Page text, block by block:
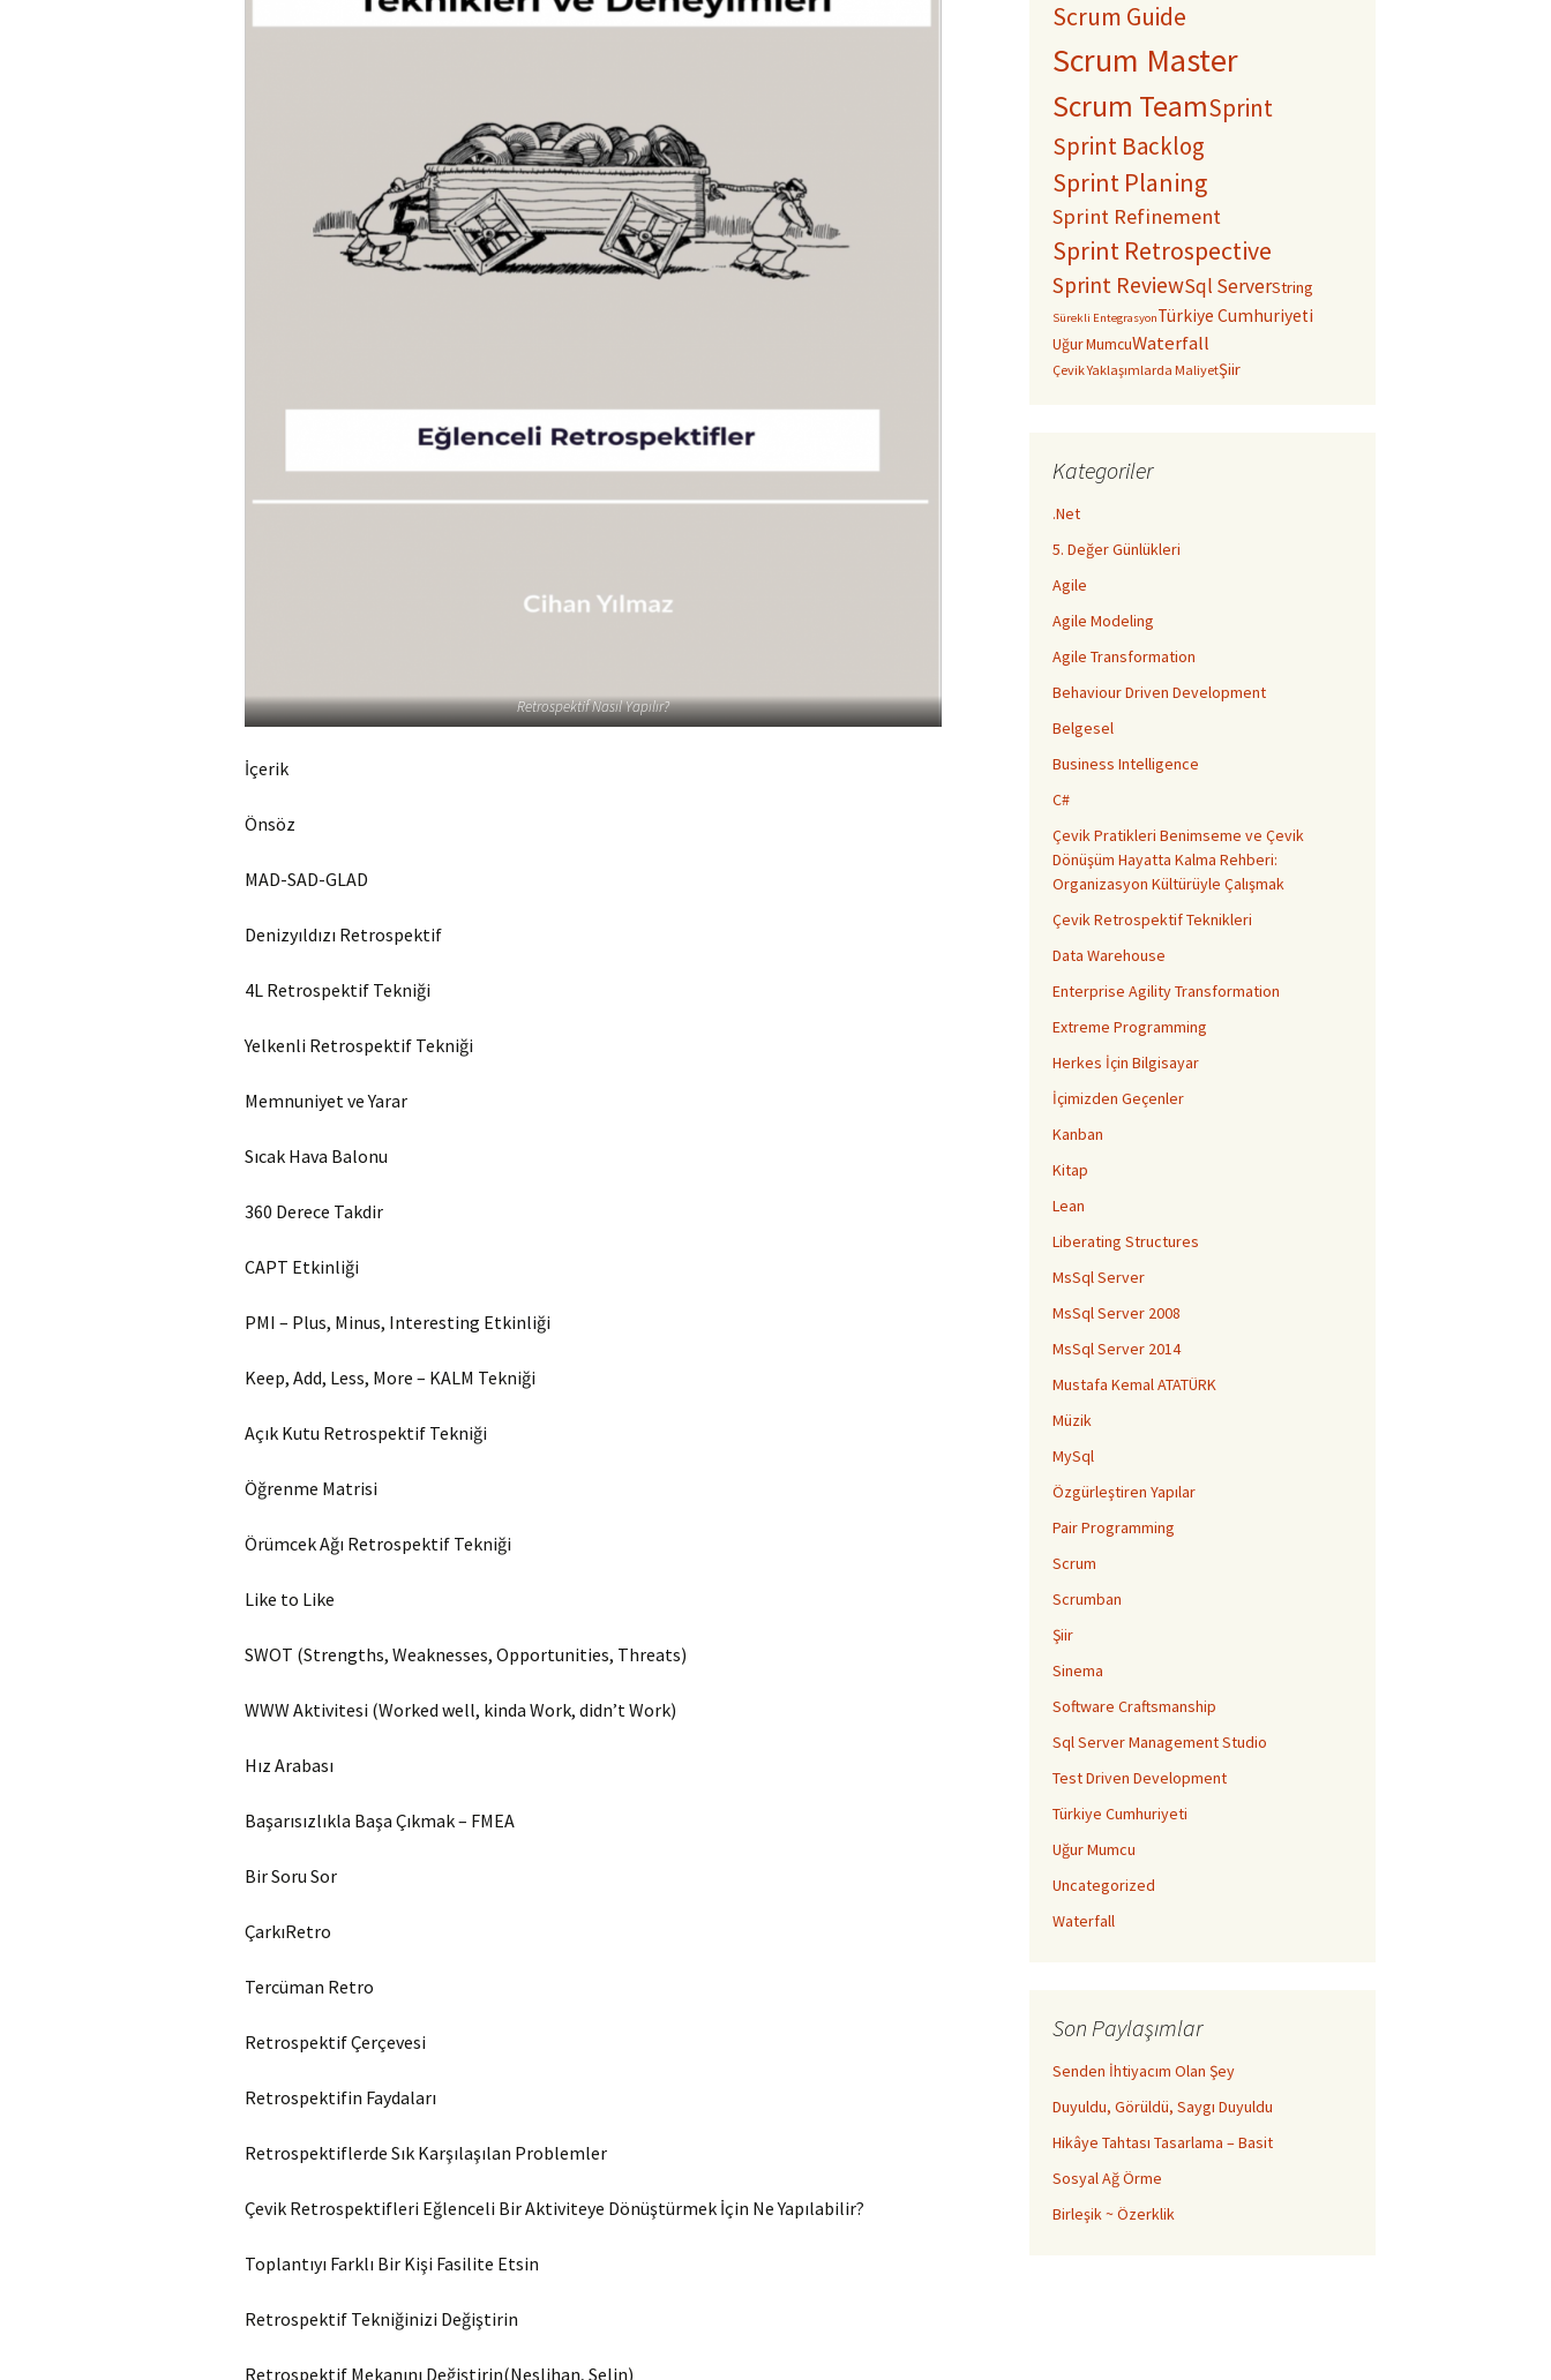
Retrospektif Nasıl Yapılır?
İçerik
Önsöz
MAD-SAD-GLAD
Denizyıldızı Retrospektif
4L Retrospektif Tekniği
Yelkenli Retrospektif Tekniği
Memnuniyet ve Yarar
Sıcak Hava Balonu
360 Derece Takdir
CAPT Etkinliği
PMI – Plus, Minus, Interesting Etkinliği
Keep, Add, Less, More – KALM Tekniği
Açık Kutu Retrospektif Tekniği
Öğrenme Matrisi
Örümcek Ağı Retrospektif Tekniği
Like to Like
SWOT (Strengths, Weaknesses, Opportunities, Threats)
WWW Aktivitesi (Worked well, kinda Work, didn’t Work)
Hız Arabası
Başarısızlıkla Başa Çıkmak – FMEA
Bir Soru Sor
ÇarkıRetro
Tercüman Retro
Retrospektif Çerçevesi
Retrospektifin Faydaları
Retrospektiflerde Sık Karşılaşılan Problemler
Çevik Retrospektifleri Eğlenceli Bir Aktiviteye Dönüştürmek İçin Ne Yapılabilir?
Toplantıyı Farklı Bir Kişi Fasilite Etsin
Retrospektif Tekniğinizi Değiştirin
Retrospektif Mekanını Değiştirin(Neslihan, Selin)
Scrum Guide
Scrum Master
Scrum TeamSprint
Sprint Backlog
Sprint Planing
Sprint Refinement
Sprint Retrospective
Sprint ReviewSql ServerString
Sürekli EntegrasyonTürkiye Cumhuriyeti
Uğur MumcuWaterfall
Çevik Yaklaşımlarda MaliyetŞiir
Kategoriler
.Net
5. Değer Günlükleri
Agile
Agile Modeling
Agile Transformation
Behaviour Driven Development
Belgesel
Business Intelligence
C#
Çevik Pratikleri Benimseme ve Çevik
Dönüşüm Hayatta Kalma Rehberi:
Organizasyon Kültürüyle Çalışmak
Çevik Retrospektif Teknikleri
Data Warehouse
Enterprise Agility Transformation
Extreme Programming
Herkes İçin Bilgisayar
İçimizden Geçenler
Kanban
Kitap
Lean
Liberating Structures
MsSql Server
MsSql Server 2008
MsSql Server 2014
Mustafa Kemal ATATÜRK
Müzik
MySql
Özgürleştiren Yapılar
Pair Programming
Scrum
Scrumban
Şiir
Sinema
Software Craftsmanship
Sql Server Management Studio
Test Driven Development
Türkiye Cumhuriyeti
Uğur Mumcu
Uncategorized
Waterfall
Son Paylaşımlar
Senden İhtiyacım Olan Şey
Duyuldu, Görüldü, Saygı Duyuldu
Hikâye Tahtası Tasarlama – Basit
Sosyal Ağ Örme
Birleşik ~ Özerklik